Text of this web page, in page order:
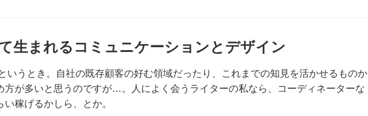
生まれるコミュニケーションとデザイン
いうとき。自社の既存顧客の好む領域だったり、これまでの知見を活かせるものか
方が多いと思うのですが…。人によく会うライターの私なら、コーディネーターな
稼げるかしら、とか。